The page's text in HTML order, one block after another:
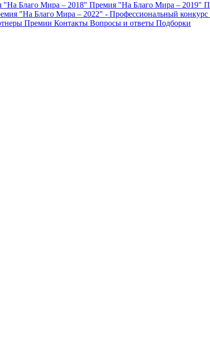
"На Благо Мира – 2018" Премия "На Благо Мира – 2019"
"На Благо Мира – 2022" - Профессиональный конкурс
Премии Контакты Вопросы и ответы Подборки